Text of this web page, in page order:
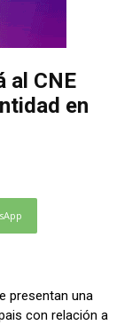
al CNE
en
presentan una
con relación a